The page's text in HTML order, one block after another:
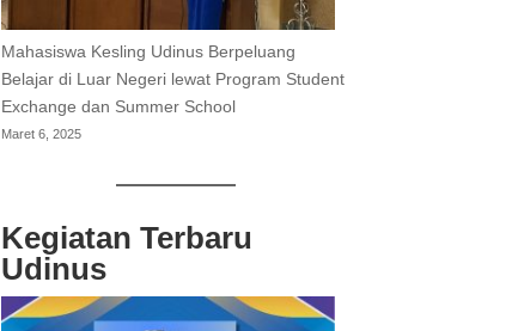
Mahasiswa Kesling Udinus Berpeluang
Belajar di Luar Negeri lewat Program Student
Exchange dan Summer School
Maret 6, 2025
Kegiatan Terbaru
Udinus